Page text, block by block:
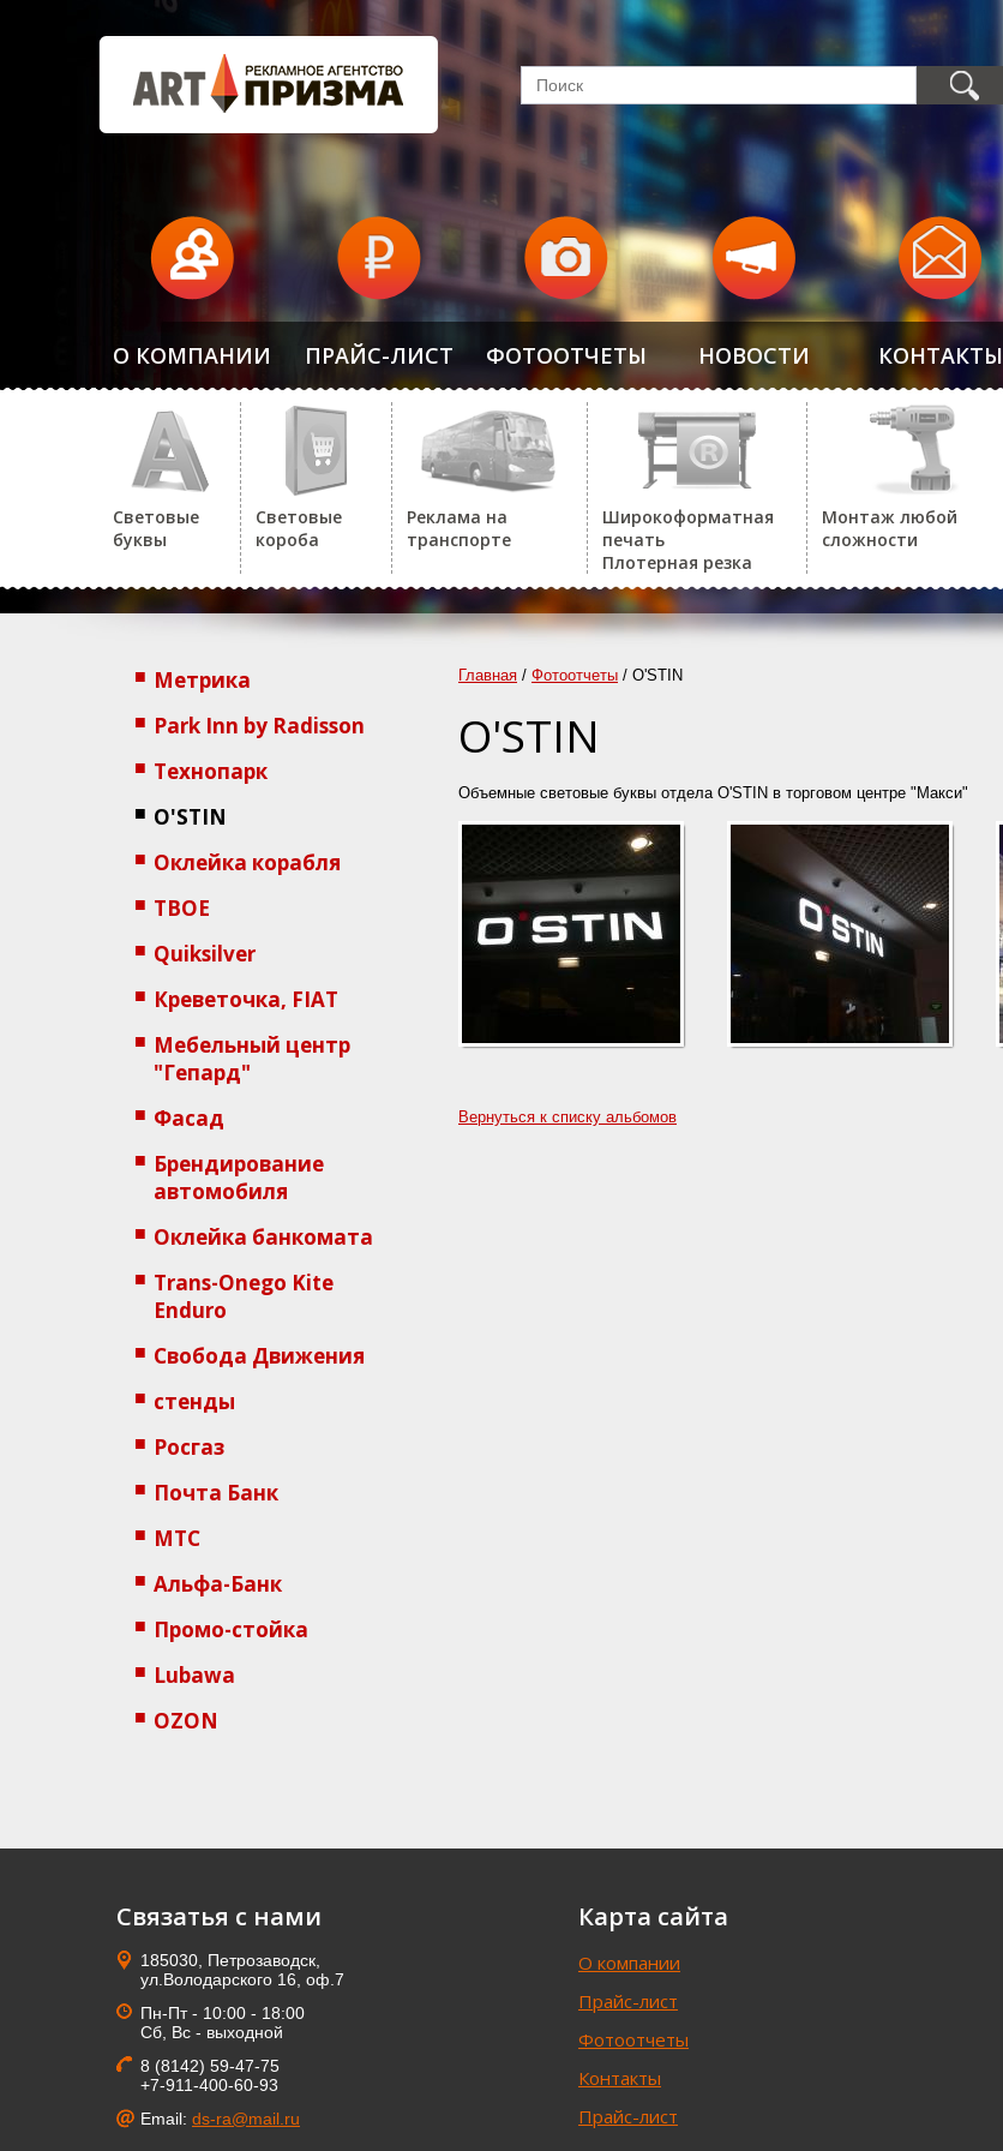
О КОМПАНИИ ПРАЙС-ЛИСТ ФОТООТЧЕТЫ НОВОСТИ КОНТАКТЫ
Световые
буквы
Световые
короба
Реклама на
транспорте
Широкоформатная
печать
Плотерная резка
Монтаж любой
сложности
Метрика
Park Inn by Radisson
Технопарк
O'STIN
Оклейка корабля
ТВОЕ
Quiksilver
Креветочка, FIAT
Мебельный центр
"Гепард"
Фасад
Брендирование
автомобиля
Оклейка банкомата
Trans-Onego Kite
Enduro
Свобода Движения
стенды
Росгаз
Почта Банк
МТС
Альфа-Банк
Промо-стойка
Lubawa
OZON
Главная / Фотоотчеты / O'STIN
O'STIN
Объемные световые буквы отдела O'STIN в торговом центре "Макси"
Вернуться к списку альбомов
Карта сайта
О компании
Прайс-лист
Фотоотчеты
Контакты
Прайс-лист
Связатья с нами
185030, Петрозаводск,
ул.Володарского 16, оф.7
Пн-Пт - 10:00 - 18:00
Сб, Вс - выходной
8 (8142) 59-47-75
+7-911-400-60-93
Email: ds-ra@mail.ru